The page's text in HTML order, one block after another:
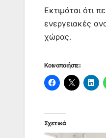
Εκτιμάται ότι
ενεργειακές
χώρας.
Κοινοποιήστε:
Σχετικά